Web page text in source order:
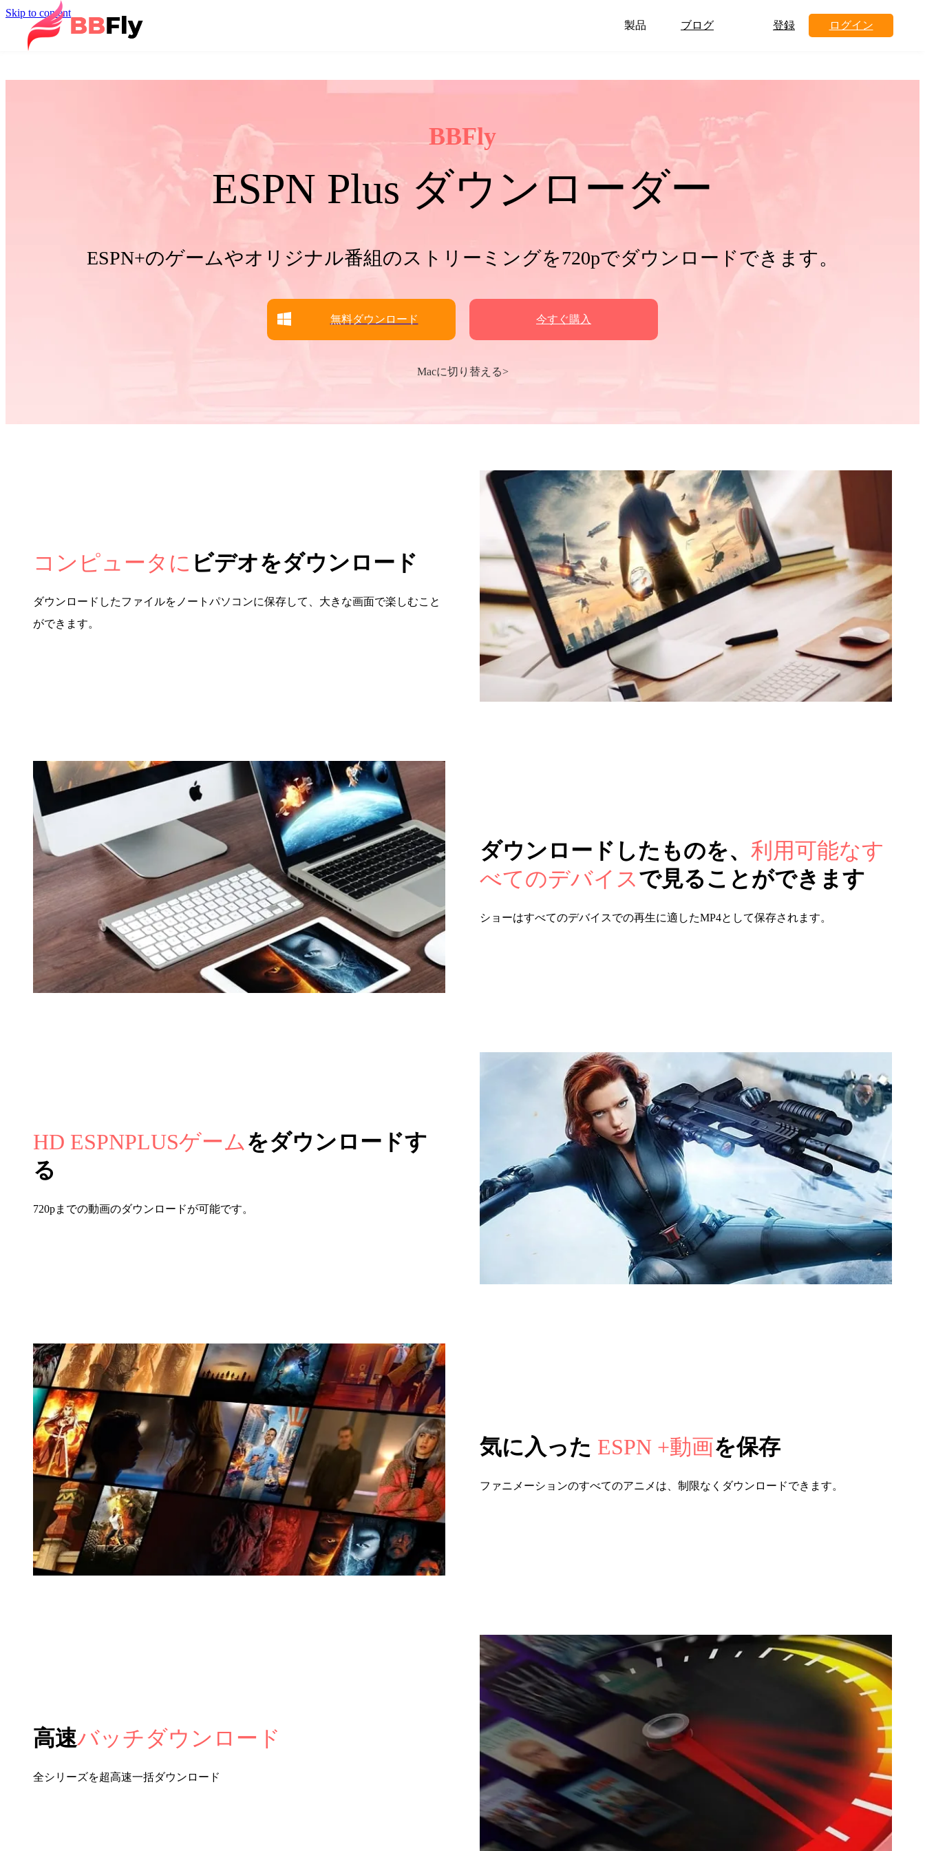
Skip to content
製品
ブログ 登録 ログイン
BBFly
ESPN Plus ダウンローダー
ESPN+のゲームやオリジナル番組のストリーミングを720pでダウンロードできます。
無料ダウンロード 今すぐ購入
Macに切り替える>
コンピュータに ビデオをダウンロード
ダウンロードしたファイルをノートパソコンに保存して、大きな画面で楽しむこと
ができます。
ダウンロードしたものを、 利用可能なす
べてのデバイスで見ることができます
ショーはすべてのデバイスでの再生に適したMP4として保存されます。
HD ESPNPLUSゲームをダウンロードす
る
720pまでの動画のダウンロードが可能です。
気に入った ESPN +動画を保存
ファニメーションのすべてのアニメは、制限なくダウンロードできます。
高速バッチダウンロード
全シリーズを超高速一括ダウンロード